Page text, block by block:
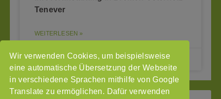
Tenever
WEITERLESEN »
12.09.2024
Wir verwenden Cookies, um beispielsweise
eine automatische Übersetzung der Webseite
in verschiedene Sprachen mithilfe von Google
Translate zu ermöglichen. Dafür verwenden